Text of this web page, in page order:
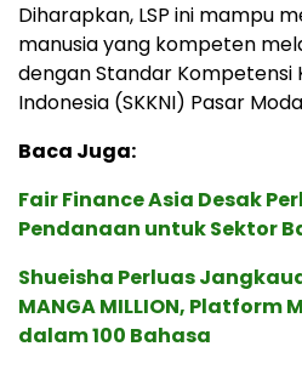
Diharapkan, LSP ini mampu
manusia yang kompeten
dengan Standar Kompetensi
Indonesia (SKKNI) Pasar
Baca Juga:
Fair Finance Asia Desak
Pendanaan untuk Sektor
Shueisha Perluas
MANGA MILLION,
dalam 100 Bahasa